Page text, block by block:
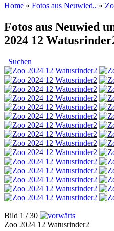
Home » Fotos aus Neuwied.. »
Fotos aus Neuwied
2024 12
Suchen
Bild 1 / 30
Zoo 2024 12 Watusrinder2